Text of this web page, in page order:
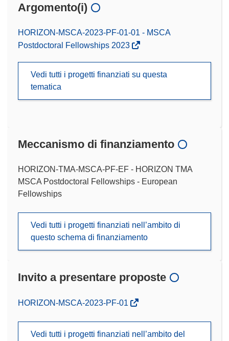
Argomento(i)
HORIZON-MSCA-2023-PF-01-01 - MSCA
Postdoctoral Fellowships 2023
Vedi tutti i progetti finanziati su questa
tematica
Meccanismo di finanziamento
HORIZON-TMA-MSCA-PF-EF - HORIZON TMA
MSCA Postdoctoral Fellowships - European
Fellowships
Vedi tutti i progetti finanziati nell’ambito di
questo schema di finanziamento
Invito a presentare proposte
(si
HORIZON-MSCA-2023-PF-01
Vedi tutti i progetti finanziati nell’ambito del